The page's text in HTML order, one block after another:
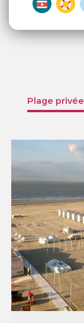
Plage privée